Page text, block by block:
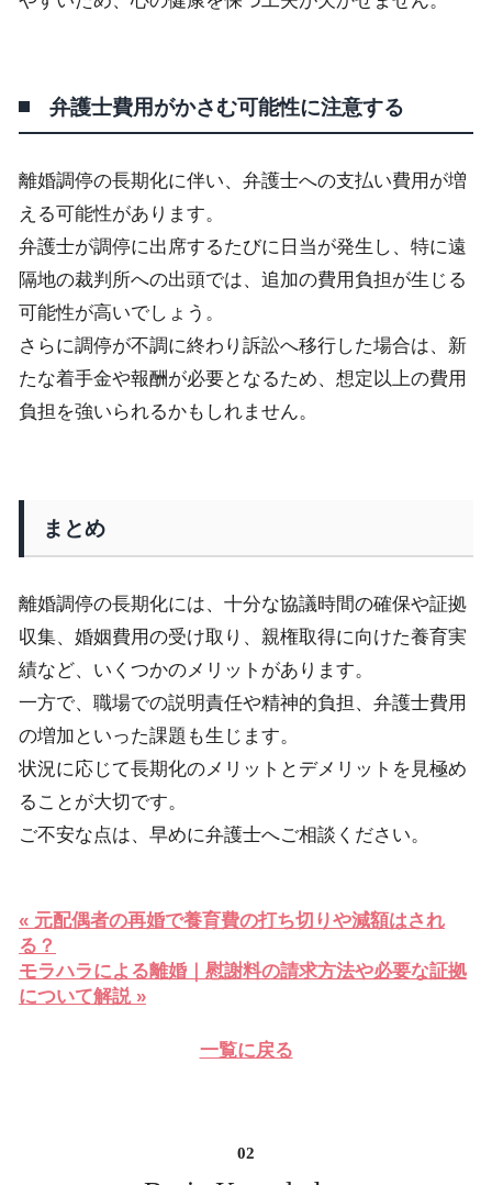
弁護士費用がかさむ可能性に注意する
離婚調停の長期化に伴い、弁護士への支払い費用が増
える可能性があります。
弁護士が調停に出席するたびに日当が発生し、特に遠
隔地の裁判所への出頭では、追加の費用負担が生じる
可能性が高いでしょう。
さらに調停が不調に終わり訴訟へ移行した場合は、新
たな着手金や報酬が必要となるため、想定以上の費用
負担を強いられるかもしれません。
まとめ
離婚調停の長期化には、十分な協議時間の確保や証拠
収集、婚姻費用の受け取り、親権取得に向けた養育実
績など、いくつかのメリットがあります。
一方で、職場での説明責任や精神的負担、弁護士費用
の増加といった課題も生じます。
状況に応じて長期化のメリットとデメリットを見極め
ることが大切です。
ご不安な点は、早めに弁護士へご相談ください。
« 元配偶者の再婚で養育費の打ち切りや減額はされ
る？
モラハラによる離婚｜慰謝料の請求方法や必要な証拠
について解説 »
一覧に戻る